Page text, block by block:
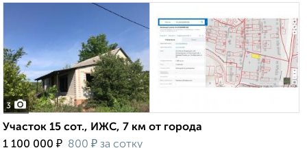
3
Участок 15 сот., ИЖС, 7 км от города
1 100 000 ₽ 800 ₽ за сотку